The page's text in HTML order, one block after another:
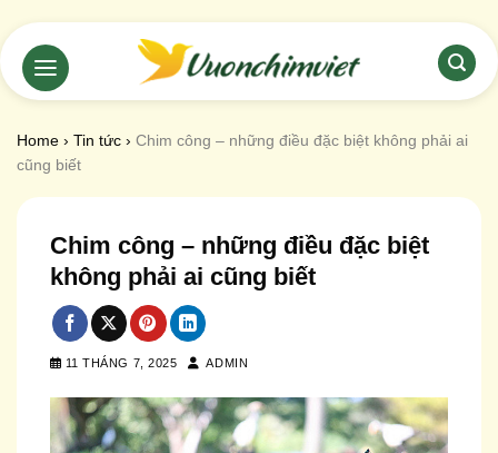
đến
nội
dung
Home › Tin tức › Chim công – những điều đặc biệt không phải ai
cũng biết
Chim công – những điều đặc biệt
không phải ai cũng biết
11 THÁNG 7, 2025 ADMIN